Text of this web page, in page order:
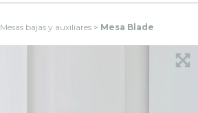
Mesas bajas y auxiliares > Mesa Blade